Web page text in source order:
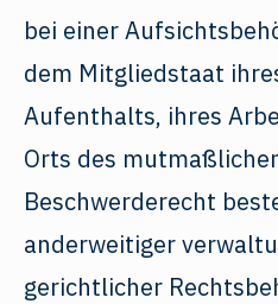
bei einer
dem Mitgliedstaat
Aufenthalts, ihres
Orts des
Beschwerderecht
anderweitiger
gerichtlicher